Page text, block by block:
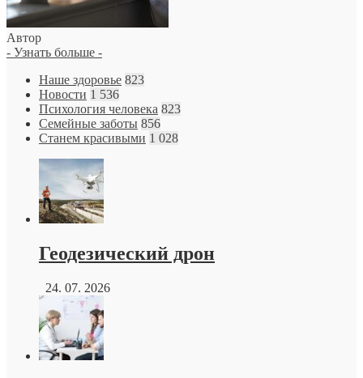
Автор
- Узнать больше -
Наше здоровье 823
Новости 1 536
Психология человека 823
Семейные заботы 856
Станем красивыми 1 028
Геодезический дрон
24. 07. 2026